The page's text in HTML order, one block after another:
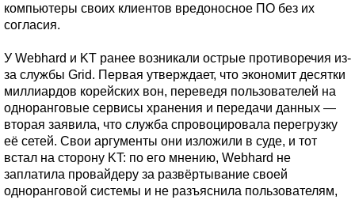
компьютеры своих клиентов вредоносное ПО без их
согласия.
У Webhard и KT ранее возникали острые противоречия из-
за службы Grid. Первая утверждает, что экономит десятки
миллиардов корейских вон, переведя пользователей на
одноранговые сервисы хранения и передачи данных —
вторая заявила, что служба спровоцировала перегрузку
её сетей. Свои аргументы они изложили в суде, и тот
встал на сторону KT: по его мнению, Webhard не
заплатила провайдеру за развёртывание своей
одноранговой системы и не разъяснила пользователям,